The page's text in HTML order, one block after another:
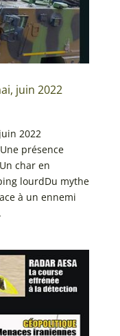
juin 2022
2022
présence
char en
lourdDu mythe
à un ennemi